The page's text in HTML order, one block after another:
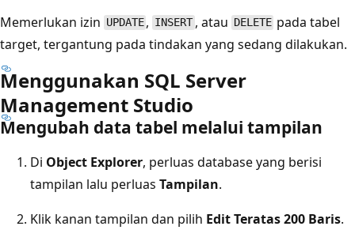
Memerlukan izin UPDATE , INSERT , atau DELETE pada tabel
target, tergantung pada tindakan yang sedang dilakukan.
Menggunakan SQL Server
Management Studio
Mengubah data tabel melalui tampilan
Di Object Explorer, perluas database yang berisi
tampilan lalu perluas Tampilan.
Klik kanan tampilan dan pilih Edit Teratas 200 Baris.